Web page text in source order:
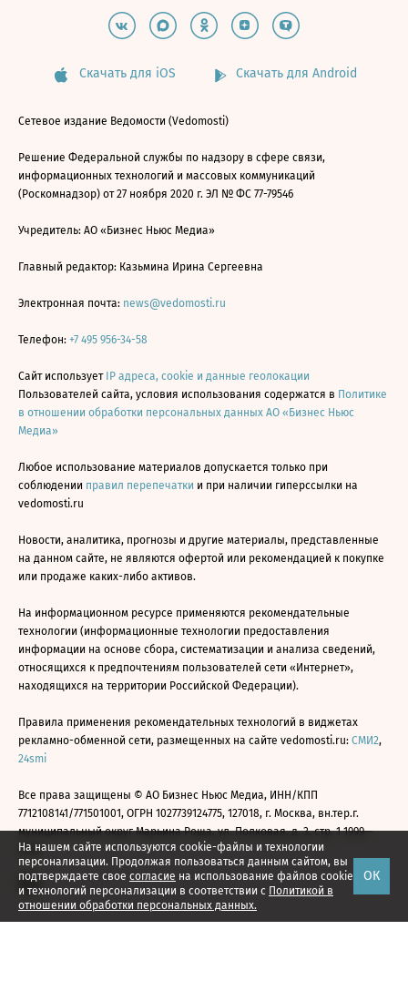
На нашем сайте используются cookie-файлы и технологии
персонализации. Продолжая пользоваться данным сайтом, вы
подтверждаете свое согласие на использование файлов cookie
и технологий персонализации в соответствии с Политикой в
отношении обработки персональных данных.
ОК
Скачать для iOS Скачать для Android
Сетевое издание Ведомости (Vedomosti)
Решение Федеральной службы по надзору в сфере связи,
информационных технологий и массовых коммуникаций
(Роскомнадзор) от 27 ноября 2020 г. ЭЛ № ФС 77-79546
Учредитель: АО «Бизнес Ньюс Медиа»
Главный редактор: Казьмина Ирина Сергеевна
Электронная почта: news@vedomosti.ru
Телефон: +7 495 956-34-58
Сайт использует IP адреса, cookie и данные геолокации
Пользователей сайта, условия использования содержатся в Политике
в отношении обработки персональных данных АО «Бизнес Ньюс
Медиа»
Любое использование материалов допускается только при
соблюдении правил перепечатки и при наличии гиперссылки на
vedomosti.ru
Новости, аналитика, прогнозы и другие материалы, представленные
на данном сайте, не являются офертой или рекомендацией к покупке
или продаже каких-либо активов.
На информационном ресурсе применяются рекомендательные
технологии (информационные технологии предоставления
информации на основе сбора, систематизации и анализа сведений,
относящихся к предпочтениям пользователей сети «Интернет»,
находящихся на территории Российской Федерации).
Правила применения рекомендательных технологий в виджетах
рекламно-обменной сети, размещенных на сайте vedomosti.ru: СМИ2,
24smi
Все права защищены © АО Бизнес Ньюс Медиа, ИНН/КПП
7712108141/771501001, ОГРН 1027739124775, 127018, г. Москва, вн.тер.г.
муниципальный округ Марьина Роща, ул. Полковая, д. 3, стр. 1 1999—
2026